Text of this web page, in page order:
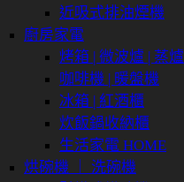
近吸式排油煙機
廚房家電
烤箱 | 微波爐 | 蒸爐
咖啡機 | 暖盤機
冰箱 | 紅酒櫃
炊飯鍋收納櫃
生活家電 HOME
烘碗機 ｜ 洗碗機